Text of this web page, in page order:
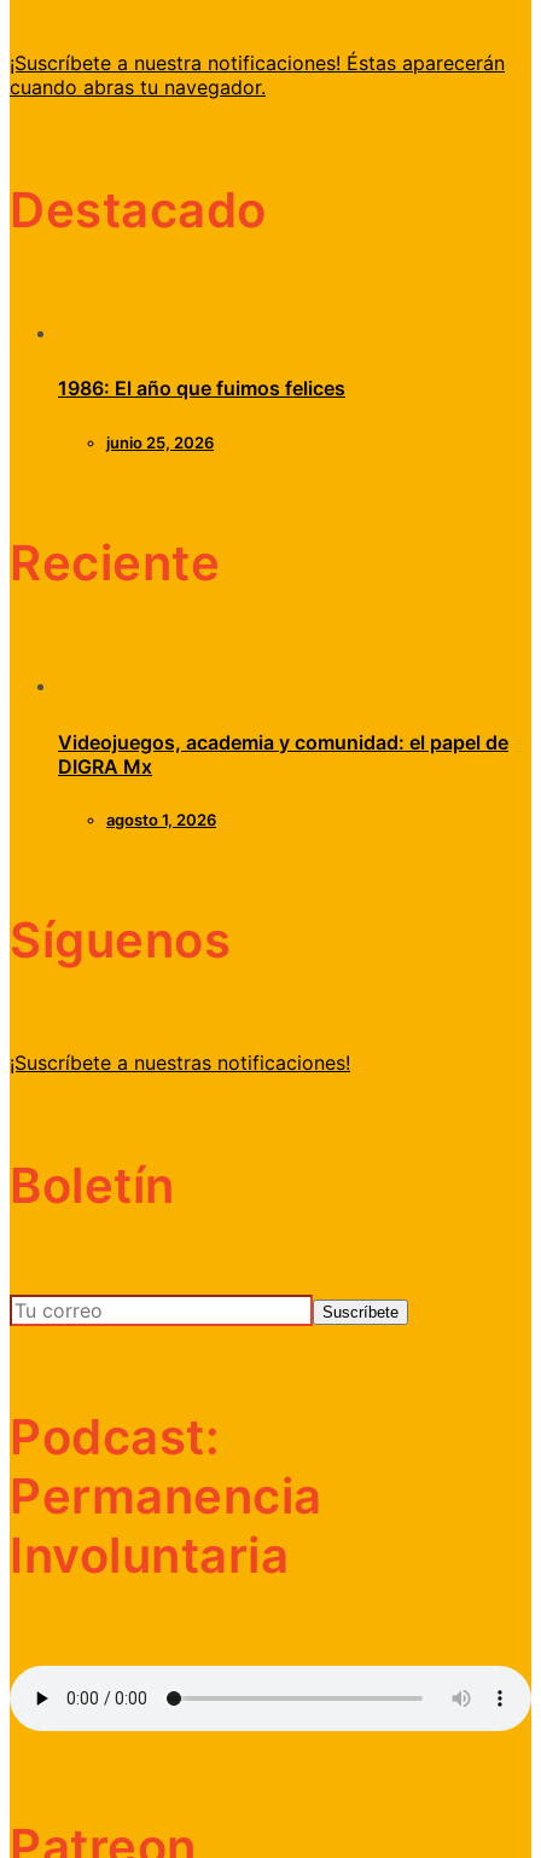
¡Suscríbete a nuestra notificaciones! Éstas aparecerán
cuando abras tu navegador.
Destacado
1986: El año que fuimos felices
junio 25, 2026
Reciente
Videojuegos, academia y comunidad: el papel de
DIGRA Mx
agosto 1, 2026
Síguenos
¡Suscríbete a nuestras notificaciones!
Boletín
Podcast:
Permanencia
Involuntaria